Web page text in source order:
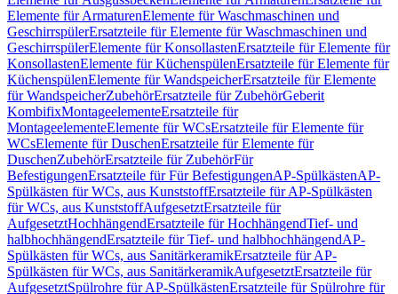
Elemente für ArmaturenElemente für Waschmaschinen und
GeschirrspülerErsatzteile für Elemente für Waschmaschinen und
GeschirrspülerElemente für KonsollastenErsatzteile für Elemente für
KonsollastenElemente für KüchenspülenErsatzteile für Elemente für
KüchenspülenElemente für WandspeicherErsatzteile für Elemente
für WandspeicherZubehörErsatzteile für ZubehörGeberit
KombifixMontageelementeErsatzteile für
MontageelementeElemente für WCsErsatzteile für Elemente für
WCsElemente für DuschenErsatzteile für Elemente für
DuschenZubehörErsatzteile für ZubehörFür
BefestigungenErsatzteile für Für BefestigungenAP-SpülkästenAP-
Spülkästen für WCs, aus KunststoffErsatzteile für AP-Spülkästen
für WCs, aus KunststoffAufgesetztErsatzteile für
AufgesetztHochhängendErsatzteile für HochhängendTief- und
halbhochhängendErsatzteile für Tief- und halbhochhängendAP-
Spülkästen für WCs, aus SanitärkeramikErsatzteile für AP-
Spülkästen für WCs, aus SanitärkeramikAufgesetztErsatzteile für
AufgesetztSpülrohre für AP-SpülkästenErsatzteile für Spülrohre für